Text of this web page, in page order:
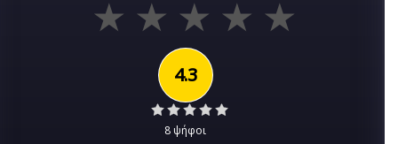
4.3
8 ψήφοι